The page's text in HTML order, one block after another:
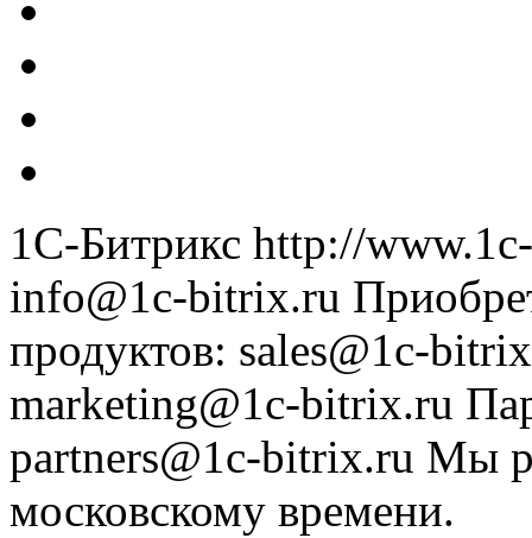
1С-Битрикс http://
info@1c-bitrix.ru
продуктов: sales@1c-
marketing@1c-bitrix.ru
partners@1c-bitrix.ru Мы
московскому времени.